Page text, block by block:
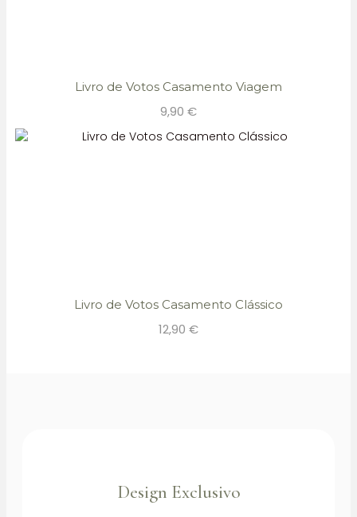
Livro de Votos Casamento Viagem
9,90 €
Livro de Votos Casamento Clássico
12,90 €
Design Exclusivo